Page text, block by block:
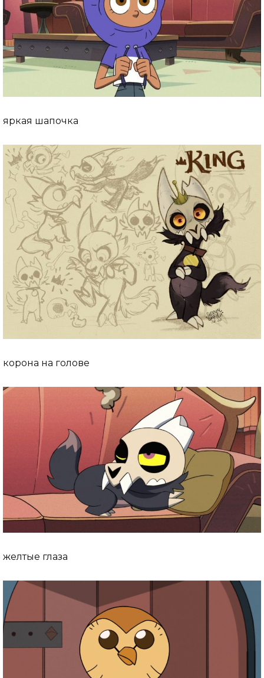
яркая шапочка
корона на голове
желтые глаза